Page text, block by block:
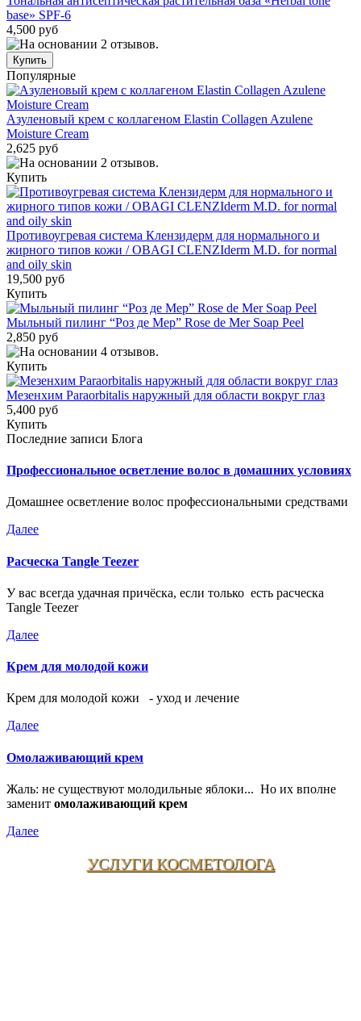
base» SPF-6
4,500 руб
Популярные
Азуленовый крем с коллагеном Elastin Collagen Azulene
Moisture Cream
2,625 руб
Купить
Противоугревая система Клензидерм для нормального и
жирного типов кожи / OBAGI CLENZIderm M.D. for normal
and oily skin
19,500 руб
Купить
Мыльный пилинг “Роз де Мер” Rose de Mer Soap Peel
2,850 руб
Купить
Мезенхим Paraorbitalis наружный для области вокруг глаз
5,400 руб
Купить
Последние записи Блога
Профессиональное осветление волос в домашних условиях
Домашнее осветление волос профессиональными средствами
Далее
Расческа Tangle Teezer
У вас всегда удачная причёска, если только есть расческа
Tangle Teezer
Далее
Крем для молодой кожи
Крем для молодой кожи - уход и лечение
Далее
Омолаживающий крем
Жаль: не существуют молодильные яблоки... Но их вполне
заменит омолаживающий крем
Далее
УСЛУГИ КОСМЕТОЛОГА